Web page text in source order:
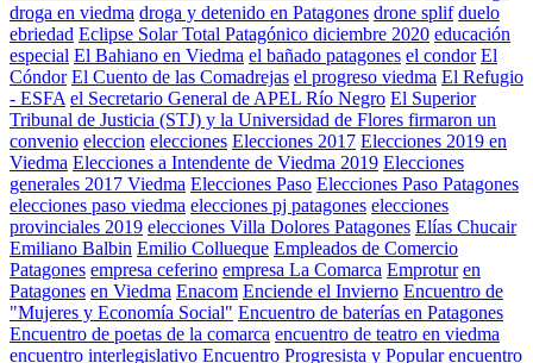
droga en viedma droga y detenido en Patagones drone splif duelo
ebriedad Eclipse Solar Total Patagónico diciembre 2020 educación
especial El Bahiano en Viedma el bañado patagones el condor El
Cóndor El Cuento de las Comadrejas el progreso viedma El Refugio
- ESFA el Secretario General de APEL Río Negro El Superior
Tribunal de Justicia (STJ) y la Universidad de Flores firmaron un
convenio eleccion elecciones Elecciones 2017 Elecciones 2019 en
Viedma Elecciones a Intendente de Viedma 2019 Elecciones
generales 2017 Viedma Elecciones Paso Elecciones Paso Patagones
elecciones paso viedma elecciones pj patagones elecciones
provinciales 2019 elecciones Villa Dolores Patagones Elías Chucair
Emiliano Balbin Emilio Collueque Empleados de Comercio
Patagones empresa ceferino empresa La Comarca Emprotur en
Patagones en Viedma Enacom Enciende el Invierno Encuentro de
"Mujeres y Economía Social" Encuentro de baterías en Patagones
Encuentro de poetas de la comarca encuentro de teatro en viedma
encuentro interlegislativo Encuentro Progresista y Popular encuentro